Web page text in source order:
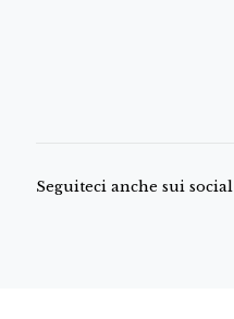
Seguiteci anche sui social